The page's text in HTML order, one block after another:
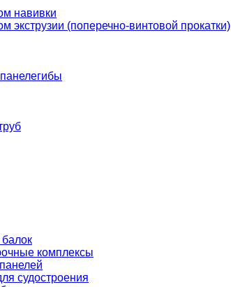
навивки
экструзии (поперечно-винтовой прокатки)
комплексы
судостроения